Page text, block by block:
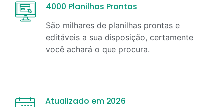
4000 Planilhas Prontas
São milhares de planilhas prontas e
editáveis a sua disposição, certamente
você achará o que procura.
Atualizado em 2026